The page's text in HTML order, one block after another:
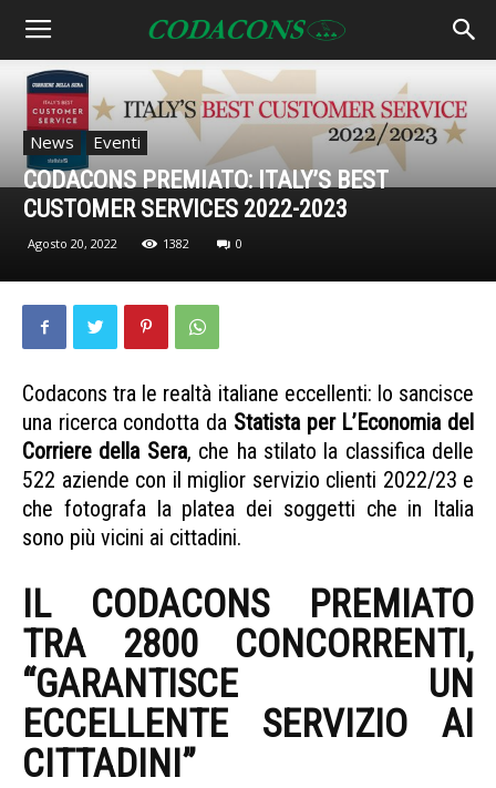
News Eventi
CODACONS PREMIATO: ITALY’S BEST
CUSTOMER SERVICES 2022-2023
Agosto 20, 2022 1382 0
Codacons tra le realtà italiane eccellenti: lo sancisce
una ricerca condotta da Statista per L’Economia del
Corriere della Sera, che ha stilato la classifica delle
522 aziende con il miglior servizio clienti 2022/23 e
che fotografa la platea dei soggetti che in Italia
sono più vicini ai cittadini.
IL CODACONS PREMIATO
TRA 2800 CONCORRENTI,
“GARANTISCE UN
ECCELLENTE SERVIZIO AI
CITTADINI”